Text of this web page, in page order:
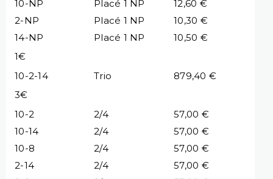
10-NP Placé 1 NP
12,60 €
2-NP
Placé 1 NP
10,30 €
14-NP
Placé 1 NP
10,50 €
1€
10-2-14
Trio
879,40 €
3€
10-2
2/4
57,00 €
10-14
2/4
57,00 €
10-8
2/4
57,00 €
2-14
2/4
57,00 €